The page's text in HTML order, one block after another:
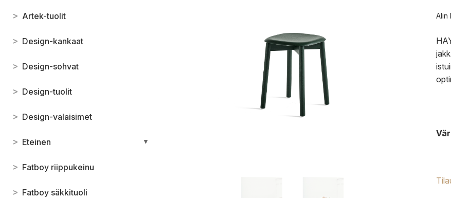
> Artek-tuolit
> Design-kankaat
> Design-sohvat
> Design-tuolit
> Design-valaisimet
> Eteinen ▼
> Fatboy riippukeinu
> Fatboy säkkituoli
Alin